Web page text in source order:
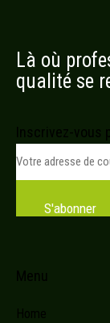
Là où
qualité se
Inscrivez-vous
S'abonner
Menu
Home